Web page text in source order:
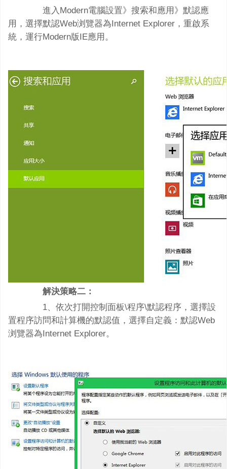
進入Modern電腦設置》搜索和應用》默認應
用，選擇默認Web浏覽器為Internet Explorer，重啟系
統，運行Modern版IE應用。
解決策略二：
1、依次打開控制面板\程序\默認程序，選擇設
置程序訪問和計算機的默認值，選擇自定義：默認Web
浏覽器為Internet Explorer。